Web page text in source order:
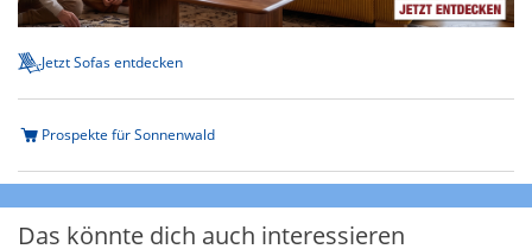
Jetzt Sofas entdecken
Prospekte für Sonnenwald
Das könnte dich auch interessieren